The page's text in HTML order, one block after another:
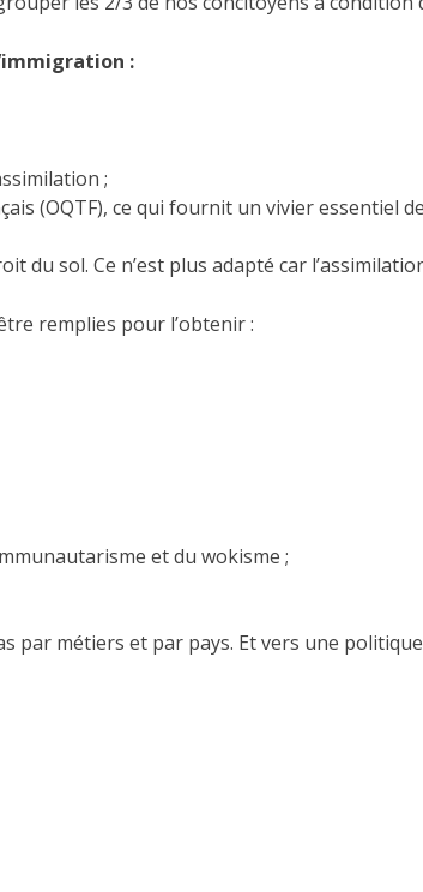
:
;
(OQTF), ce qui fournit un vivier essentiel
sol. Ce n’est plus adapté car
remplies pour l’obtenir :
et du wokisme ;
par métiers et par pays. Et vers une